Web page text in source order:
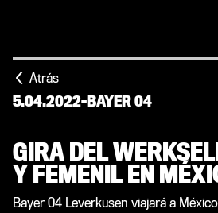
Atrás
5.04.2022-BAYER 04
GIRA DEL
Y FEMENIL EN
Bayer 04 Leverkusen viajará a